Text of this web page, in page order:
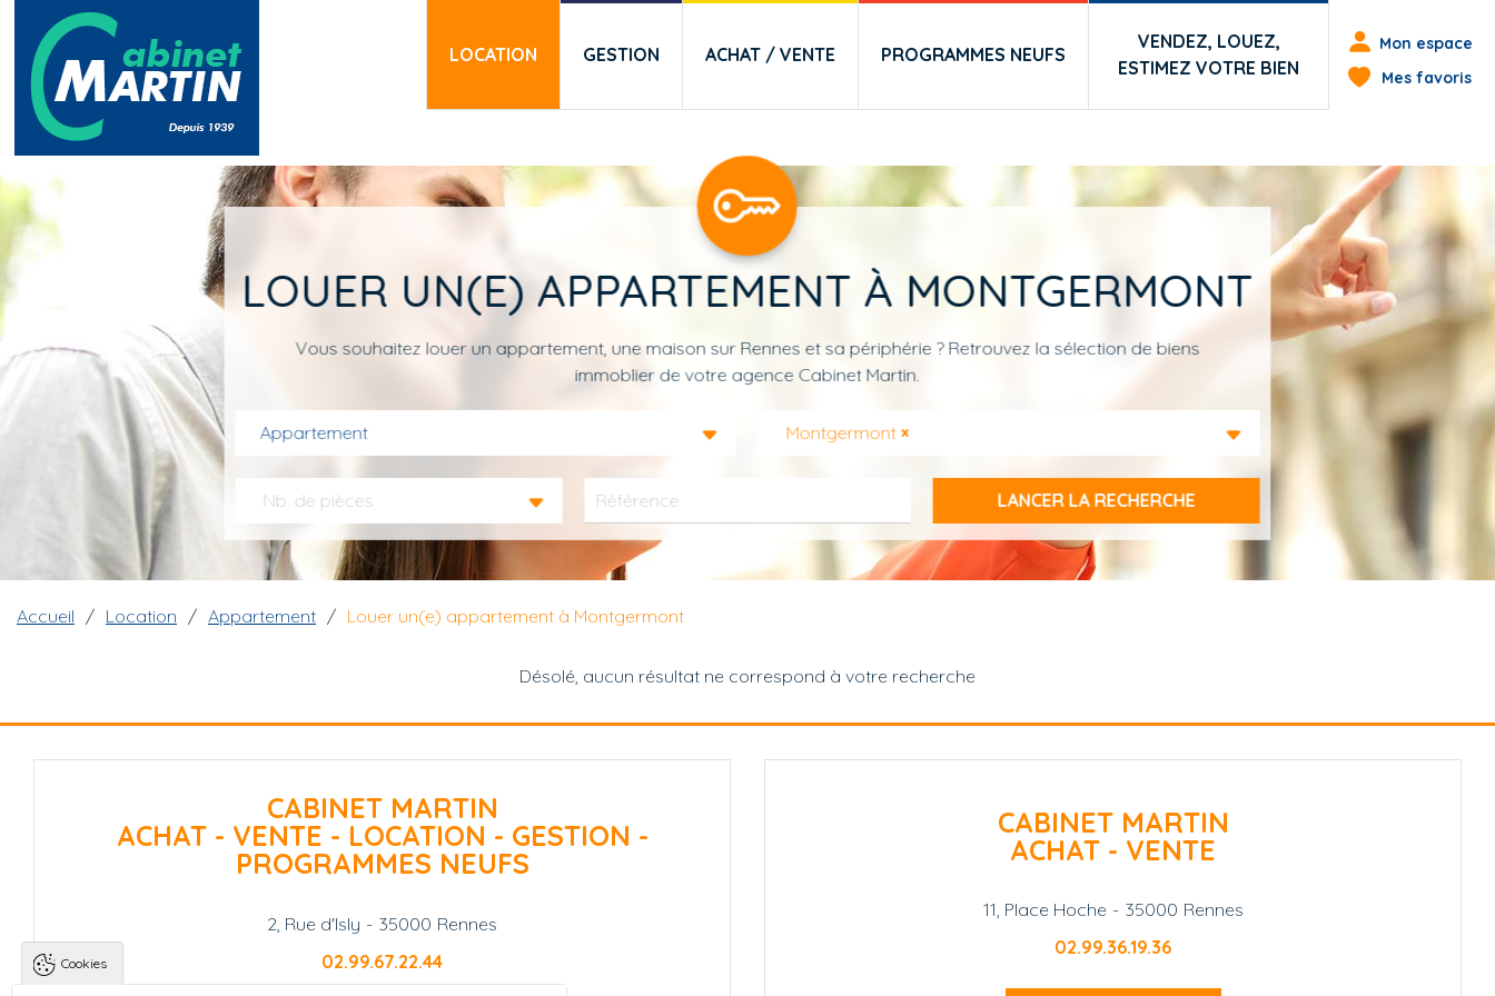
Aller au contenu principal
LOCATION
GESTION ACHAT / VENTE PROGRAMMES NEUFS
VENDEZ, LOUEZ,
ESTIMEZ VOTRE BIEN
Menu
Mon espace
Mes favoris
LOUER UN(E) APPARTEMENT À MONTGERMONT
Vous souhaitez louer un appartement, une maison sur Rennes et sa périphérie ? Retrouvez la sélection de biens
immoblier de votre agence Cabinet Martin.
Appartement ×
Montgermont
Nb. de pièces
Fil d'Ariane
Accueil Location Appartement Louer un(e) appartement à Montgermont
Désolé, aucun résultat ne correspond à votre recherche
CABINET MARTIN
ACHAT - VENTE - LOCATION - GESTION -
PROGRAMMES NEUFS
2, Rue d'Isly - 35000 Rennes
02.99.67.22.44
CABINET MARTIN
ACHAT - VENTE
11, Place Hoche - 35000 Rennes
02.99.36.19.36
Cookies